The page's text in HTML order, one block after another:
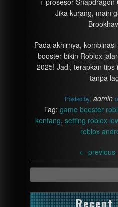
Jika kurang, main
Pada akhirnya,
booster bikin Roblox
2025! Jadi, terapkan
tanpa
Posted by: admin
Tag: game booster
kentang, setting roblox
roblox
← previous
Recent